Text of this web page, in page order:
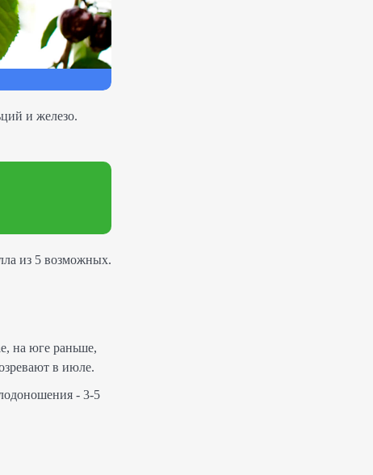
и железо.
из 5 возможных.
на юге раньше,
в июле.
- 3-5